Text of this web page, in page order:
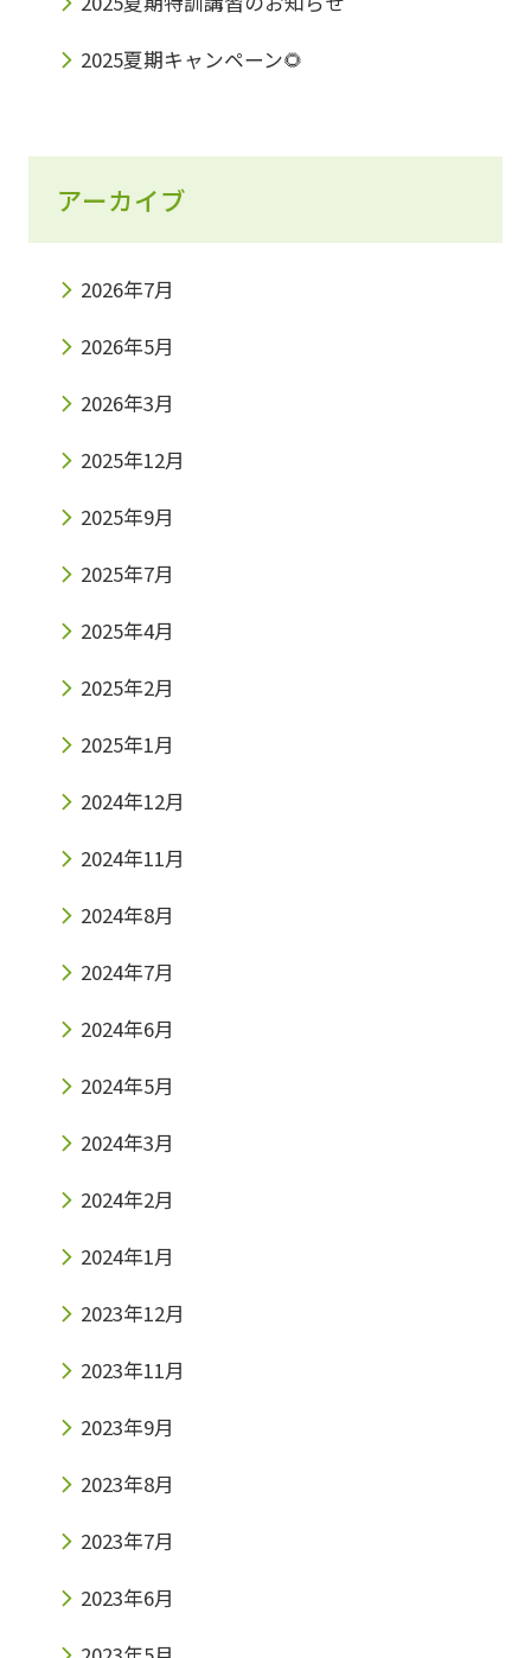
2025夏期キャンペーン🌻
アーカイブ
2026年7月
2026年5月
2026年3月
2025年12月
2025年9月
2025年7月
2025年4月
2025年2月
2025年1月
2024年12月
2024年11月
2024年8月
2024年7月
2024年6月
2024年5月
2024年3月
2024年2月
2024年1月
2023年12月
2023年11月
2023年9月
2023年8月
2023年7月
2023年6月